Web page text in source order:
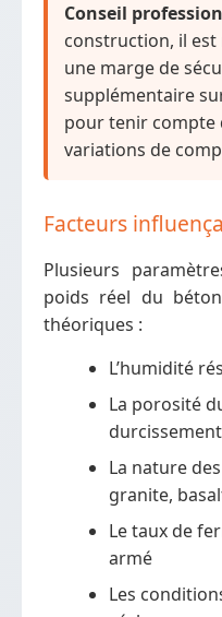
Conseil
construction, il
une marge de
supplémentaire
pour tenir compte
variations de
Facteurs
Plusieurs
poids réel du
théoriques :
L’humidité
La porosité
durcissement
La nature
granite,
Le taux de
armé
Les